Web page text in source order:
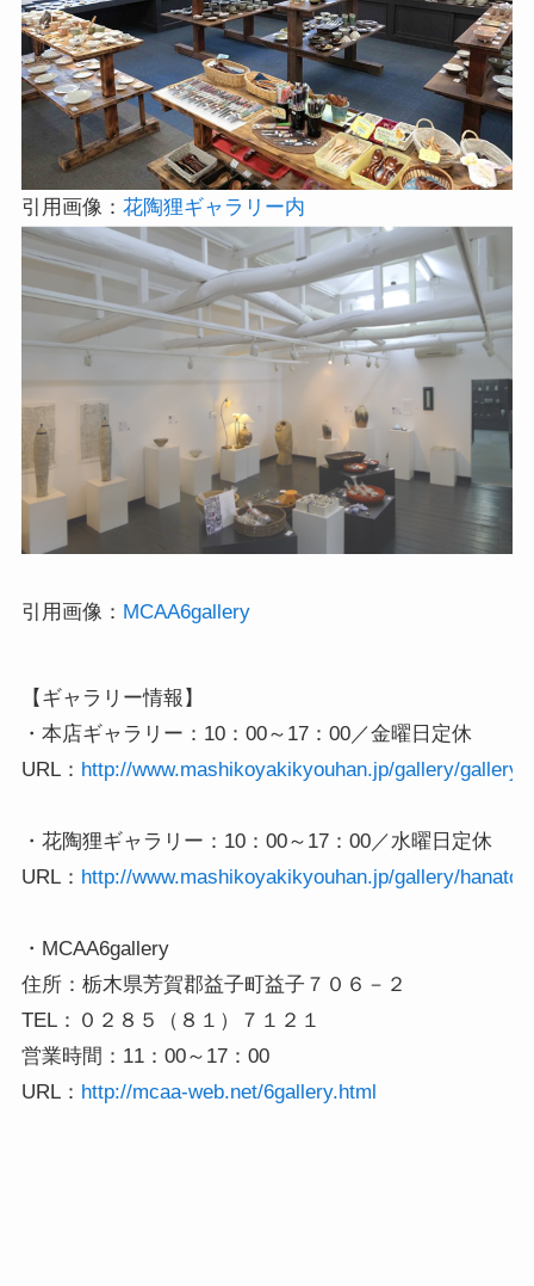
引用画像： 花陶狸ギャラリー内
引用画像： MCAA6gallery
【ギャラリー情報】
・本店ギャラリー：10：00～17：00／金曜日定休
URL： http://www.mashikoyakikyouhan.jp/gallery/
・花陶狸ギャラリー：10：00～17：00／水曜日定休
URL： http://www.mashikoyakikyouhan.jp/gallery/
・MCAA6gallery
住所：栃木県芳賀郡益子町益子７０６－２
TEL：０２８５（８１）７１２１
営業時間：11：00～17：00
URL： http://mcaa-web.net/6gallery.html